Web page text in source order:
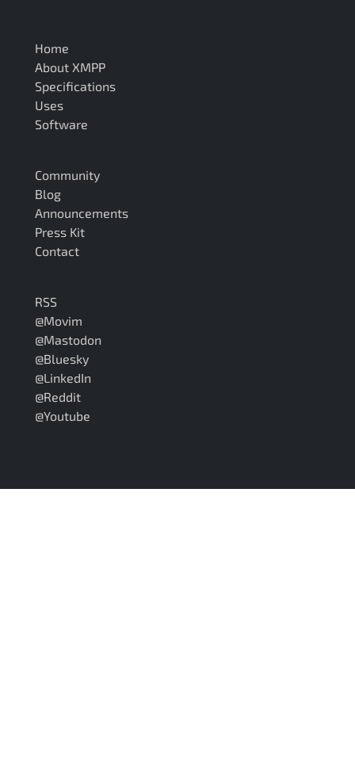
Home
About XMPP
Specifications
Uses
Software
Community
Blog
Announcements
Press Kit
Contact
RSS
@Movim
@Mastodon
@Bluesky
@LinkedIn
@Reddit
@Youtube